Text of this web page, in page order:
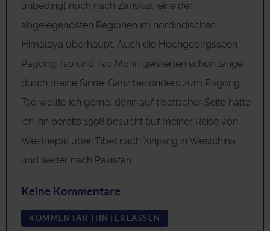
unbedingt noch nach Zanskar, eine der
abgelegendsten Regionen im nordindischen
Himalaya überhaupt. Auch die Hochgebirgsseen
Pagong Tso und Tso Moriri geisterten schon lange
durch meine Sinne. Ganz besonders zum Pagong
Tso wollte ich gerne, denn auf tibetischer Seite hatte
ich ihn bereits 1998 besucht auf meiner Reise von
Westnepal über Tibet nach Xinjiang in Westchina
und weiter nach Pakistan.
Keine Kommentare
KOMMENTAR HINTERLASSEN